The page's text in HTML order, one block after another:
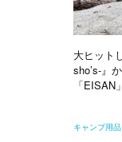
大ヒット
sho’s-』
「EISAN
キャンプ用品